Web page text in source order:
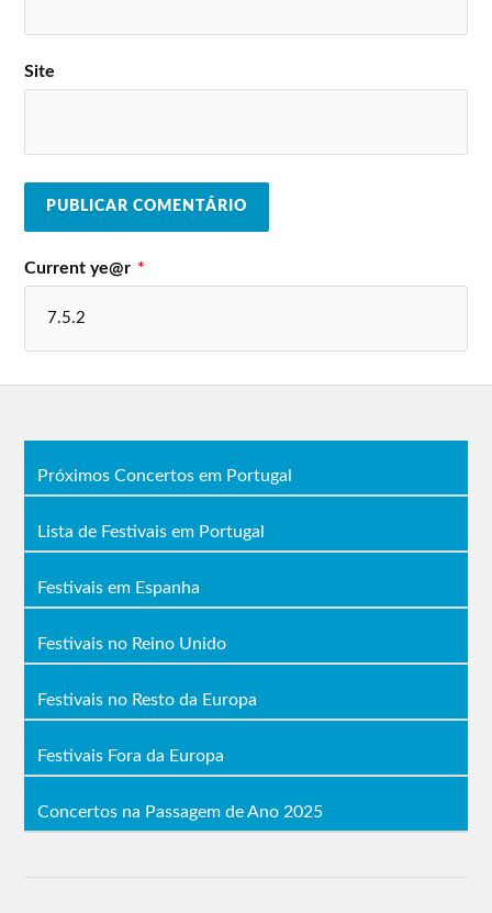
Site
Current ye@r *
Próximos Concertos em Portugal
Lista de Festivais em Portugal
Festivais em Espanha
Festivais no Reino Unido
Festivais no Resto da Europa
Festivais Fora da Europa
Concertos na Passagem de Ano 2025